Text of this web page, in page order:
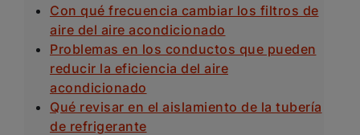
Con qué frecuencia cambiar los filtros de
aire del aire acondicionado
Problemas en los conductos que pueden
reducir la eficiencia del aire
acondicionado
Qué revisar en el aislamiento de la tubería
de refrigerante